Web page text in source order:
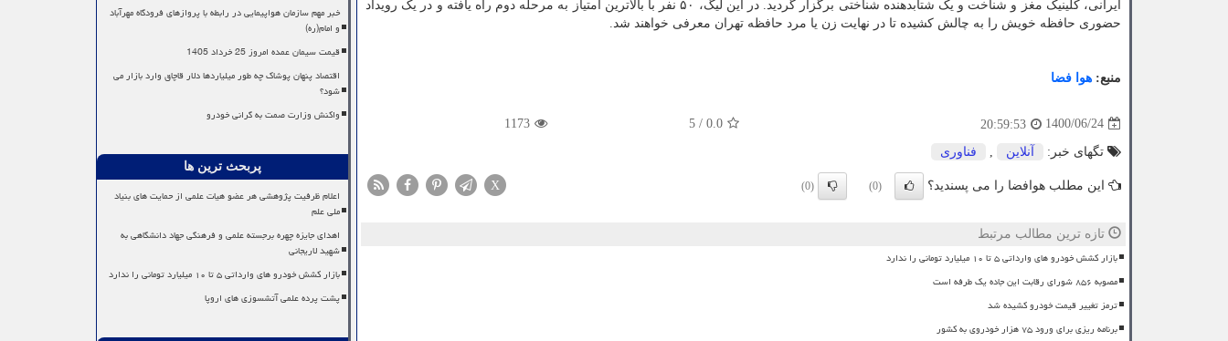
ایرانی، کلینیک مغز و شناخت و یک شتابدهنده شناختی برگزار گردید. در این لیگ، ۵۰ نفر با بالاترین امتیاز به مرحله دوم راه یافته و در یک رویداد
حضوری حافظه خویش را به چالش کشیده تا در نهایت زن یا مرد حافظه تهران معرفی خواهند شد.
منبع: هوا فضا
1400/06/24
20:59:53
0.0
/
5
1173
تگهای خبر: آنلاین فناوری
این مطلب هوافضا را می پسندید؟ (0)
(0)
X
تازه ترین مطالب مرتبط
بازار کشش خودرو های وارداتی ۵ تا ۱۰ میلیارد تومانی را ندارد
مصوبه ۸۵۶ شورای رقابت این جاده یک طرفه است
ترمز تغییر قیمت خودرو کشیده شد
برنامه ریزی برای ورود ۷۵ هزار خودروی به کشور
خبر مهم سازمان هواپیمایی در رابطه با پروازهای فرودگاه مهرآباد
و امام(ره)
قیمت سیمان عمده امروز 25 خرداد 1405
اقتصاد پنهان پوشاک چه طور میلیاردها دلار قاچاق وارد بازار می
شود؟
واکنش وزارت صمت به گرانی خودرو
پربحث ترین ها
اعلام ظرفیت پژوهشی هر عضو هیات علمی از حمایت های بنیاد
ملی علم
اهدای جایزه چهره برجسته علمی و فرهنگی جهاد دانشگاهی به
شهید لاریجانی
بازار کشش خودرو های وارداتی ۵ تا ۱۰ میلیارد تومانی را ندارد
پشت پرده علمی آتشسوزی های اروپا